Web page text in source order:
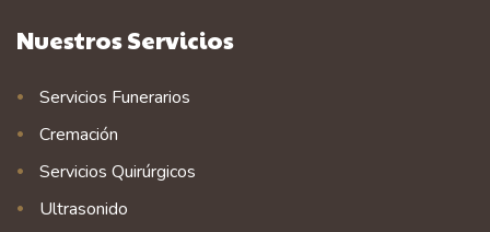
Nuestros Servicios
Servicios Funerarios
Cremación
Servicios Quirúrgicos
Ultrasonido